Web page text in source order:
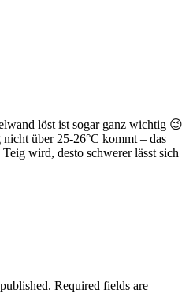
löst ist sogar ganz wichtig 😉
über 25-26°C kommt – das
wird, desto schwerer lässt sich
Required fields are